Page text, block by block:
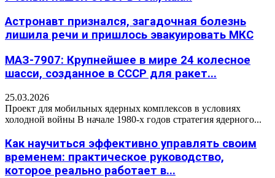
Астронавт признался, загадочная болезнь
лишила речи и пришлось эвакуировать МКС
МАЗ-7907: Крупнейшее в мире 24 колесное
шасси, созданное в СССР для ракет...
25.03.2026
Проект для мобильных ядерных комплексов в условиях
холодной войны В начале 1980-х годов стратегия ядерного...
Как научиться эффективно управлять своим
временем: практическое руководство,
которое реально работает в...